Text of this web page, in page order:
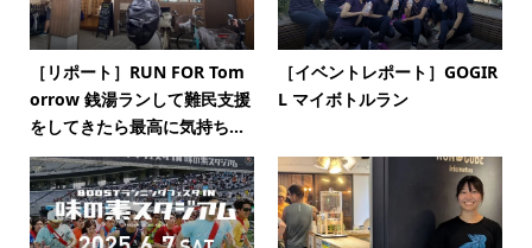
［リポート］RUN FOR Tom
orrow 銭湯ランして難民支援
をしてきたら最高に気持ち...
［イベントレポート］GOGIR
L マイボトルラン